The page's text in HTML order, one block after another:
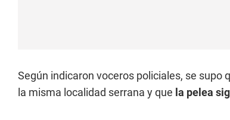
Según indicaron voceros policiales, se supo
la misma localidad serrana y que la pelea